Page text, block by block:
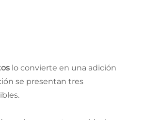
lo convierte en una adición
se presentan tres